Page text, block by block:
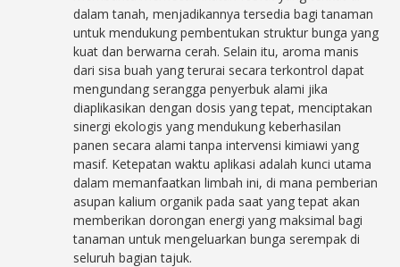
dalam tanah, menjadikannya tersedia bagi tanaman
untuk mendukung pembentukan struktur bunga yang
kuat dan berwarna cerah. Selain itu, aroma manis
dari sisa buah yang terurai secara terkontrol dapat
mengundang serangga penyerbuk alami jika
diaplikasikan dengan dosis yang tepat, menciptakan
sinergi ekologis yang mendukung keberhasilan
panen secara alami tanpa intervensi kimiawi yang
masif. Ketepatan waktu aplikasi adalah kunci utama
dalam memanfaatkan limbah ini, di mana pemberian
asupan kalium organik pada saat yang tepat akan
memberikan dorongan energi yang maksimal bagi
tanaman untuk mengeluarkan bunga serempak di
seluruh bagian tajuk.